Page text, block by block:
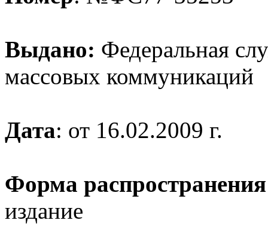
Выдано: Федеральная
массовых коммуникаций
Дата: от 16.02.2009 г.
Форма распространения
издание